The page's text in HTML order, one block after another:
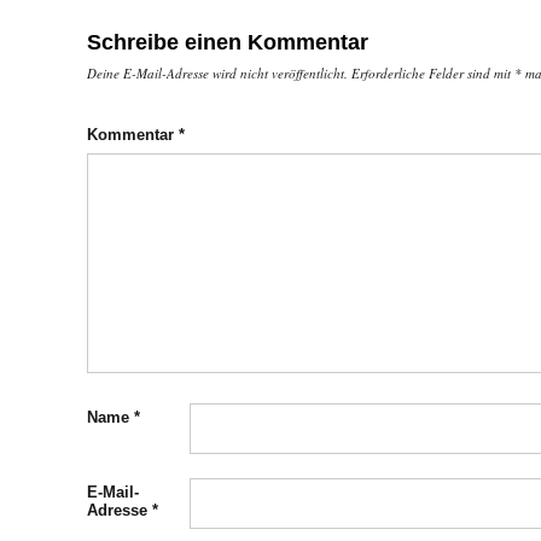
Schreibe einen Kommentar
Deine E-Mail-Adresse wird nicht veröffentlicht. Erforderliche Felder sind mit *
Kommentar *
Name *
E-Mail-
Adresse *